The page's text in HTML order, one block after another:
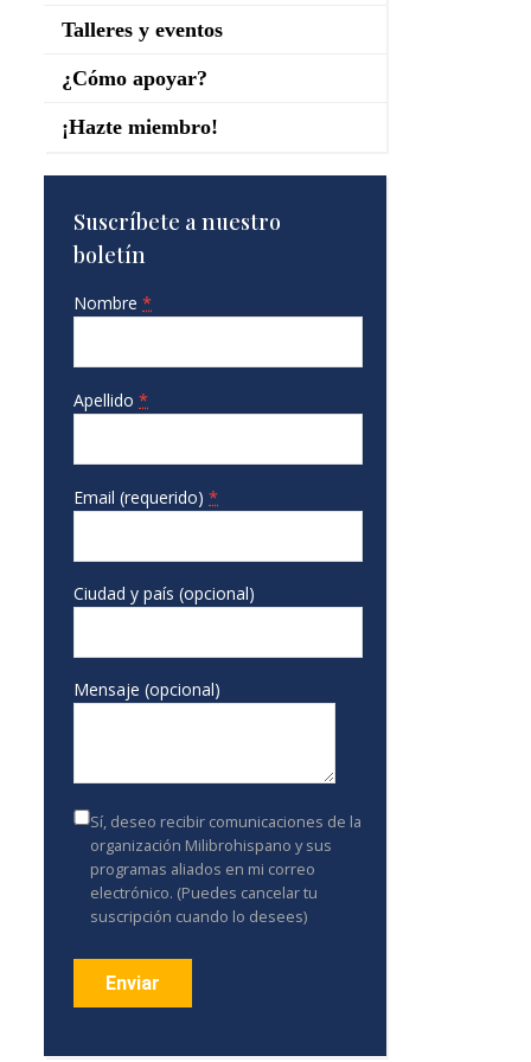
Talleres y eventos
¿Cómo apoyar?
¡Hazte miembro!
Suscríbete a nuestro
boletín
Nombre *
Apellido *
Email (requerido) *
Ciudad y país (opcional)
Mensaje (opcional)
Sí, deseo recibir comunicaciones de la
organización Milibrohispano y sus
programas aliados en mi correo
electrónico. (Puedes cancelar tu
suscripción cuando lo desees)